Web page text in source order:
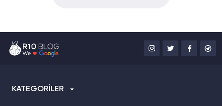
KATEGORİLER